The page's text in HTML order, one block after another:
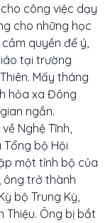
công việc dạy
cho những học
cầm quyền để ý,
tại trường
Mấy tháng
hỏa xa Đông
ngắn.
Nghệ Tĩnh,
bộ Hội
một tỉnh bộ của
ông trở thành
bộ Trung Kỳ,
Thiệu. Ông bị bắt